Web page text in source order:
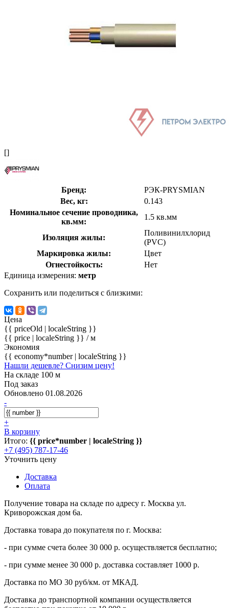
[]
Бренд:
РЭК-PRYSMIAN
Вес, кг:
0.143
Номинальное сечение проводника,
кв.мм:
1.5 кв.мм
Изоляция жилы:
Поливинилхлорид
(PVC)
Маркировка жилы:
Цвет
Огнестойкость:
Нет
Единица измерения: метр
Сохранить или поделиться с близкими:
Цена
{{ priceOld | localeString }}
{{ price | localeString }} / м
Экономия
{{ economy*number | localeString }}
Нашли дешевле? Снизим цену!
На складе 100 м
Под заказ
Обновлено 01.08.2026
-
+
В корзину
Итого: {{ price*number | localeString }}
+7 (495) 787-17-46
Уточнить цену
Доставка
Оплата
Получение товара на складе по адресу г. Москва ул.
Криворожская дом 6а.
Доставка товара до покупателя по г. Москва:
- при сумме счета более 30 000 р. осуществляется бесплатно;
- при сумме менее 30 000 р. доставка составляет 1000 р.
Доставка по МО 30 руб/км. от МКАД.
Доставка до транспортной компании осуществляется